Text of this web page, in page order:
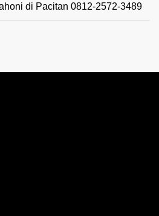
di Pacitan 0812-2572-3489